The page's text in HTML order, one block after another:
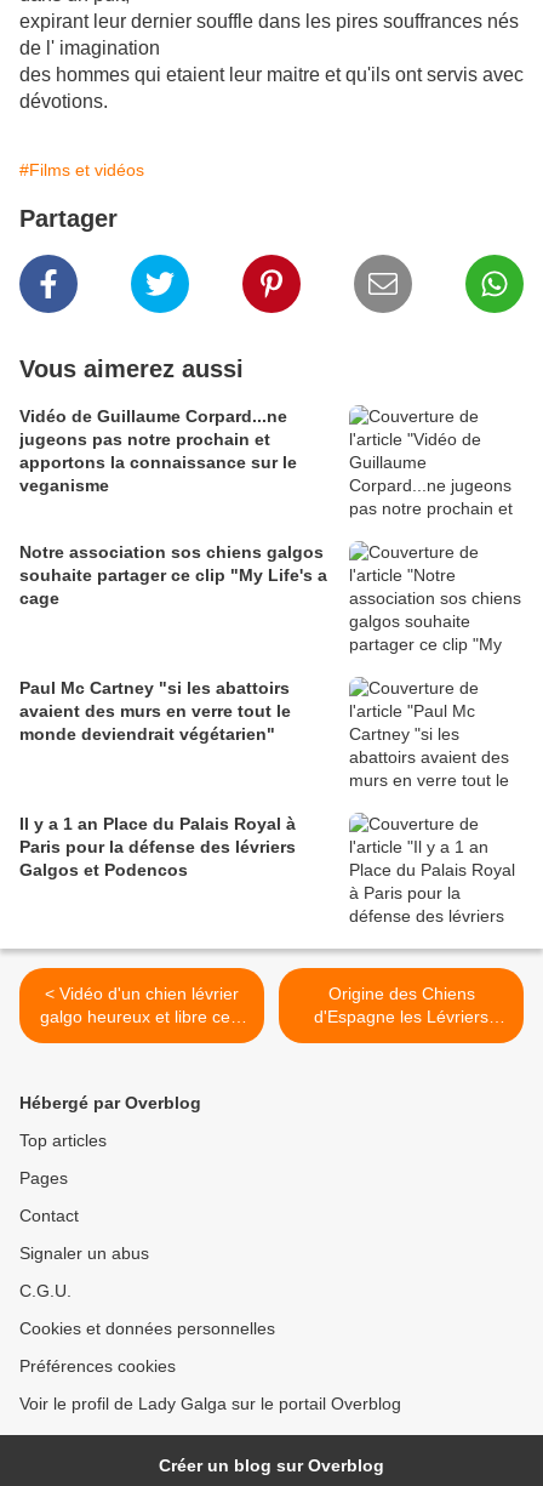
expirant leur dernier souffle dans les pires souffrances nés
de l' imagination
des hommes qui etaient leur maitre et qu'ils ont servis avec
dévotions.
#Films et vidéos
Partager
Vous aimerez aussi
Vidéo de Guillaume Corpard...ne
jugeons pas notre prochain et
apportons la connaissance sur le
veganisme
Notre association sos chiens galgos
souhaite partager ce clip "My Life's a
cage
Paul Mc Cartney "si les abattoirs
avaient des murs en verre tout le
monde deviendrait végétarien"
Il y a 1 an Place du Palais Royal à
Paris pour la défense des lévriers
Galgos et Podencos
< Vidéo d'un chien lévrier
galgo heureux et libre cela
existe,
Origine des Chiens
d'Espagne les Lévriers
Galgos et Podencos >
Hébergé par Overblog
Top articles
Pages
Contact
Signaler un abus
C.G.U.
Cookies et données personnelles
Préférences cookies
Voir le profil de Lady Galga sur le portail Overblog
Créer un blog sur Overblog